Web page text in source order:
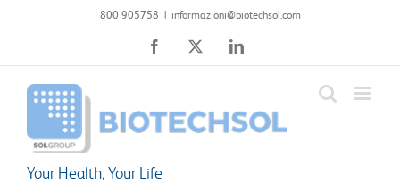
al
800 905758 | informazioni@biotechsol.com
Facebook LinkedIn
Your Health, Your Life